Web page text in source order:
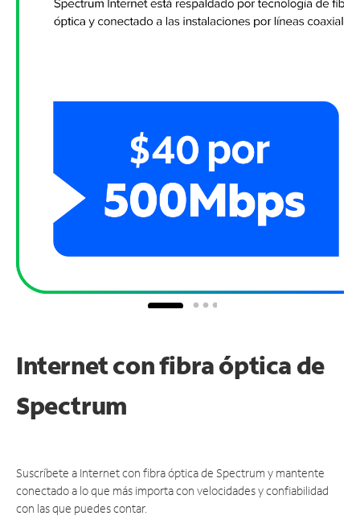
Internet con fibra óptica de
Spectrum
Suscríbete a Internet con fibra óptica de Spectrum y mantente
conectado a lo que más importa con velocidades y confiabilidad
con las que puedes contar.